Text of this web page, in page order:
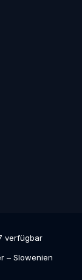
verfügbar
– Slowenien